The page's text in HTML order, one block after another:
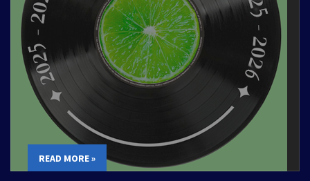
READ MORE »